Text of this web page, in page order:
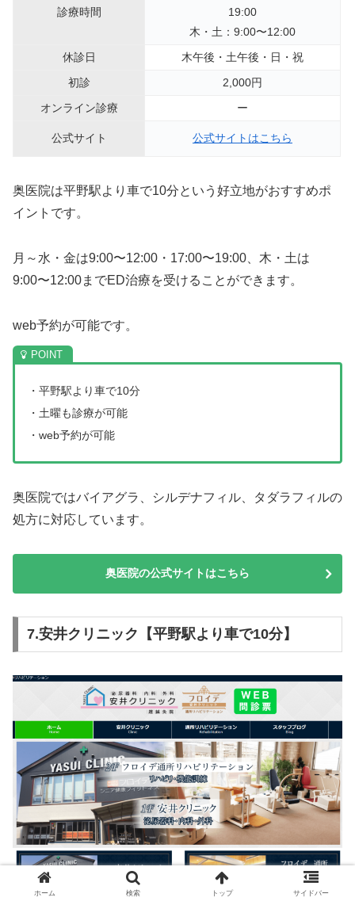
診療時間
19:00
木・土：9:00〜12:00
休診日
木午後・土午後・日・祝
初診
2,000円
オンライン診療
ー
公式サイト 公式サイトはこちら
奥医院は平野駅より車で10分という好立地がおすすめポ
イントです。
月～水・金は9:00〜12:00・17:00〜19:00、木・土は
9:00〜12:00までED治療を受けることができます。
web予約が可能です。
・平野駅より車で10分
・土曜も診療が可能
・web予約が可能
奥医院ではバイアグラ、シルデナフィル、タダラフィルの
処方に対応しています。
奥医院の公式サイトはこちら
7.安井クリニック【平野駅より車で10分】
ホーム 検索 トップ サイドバー